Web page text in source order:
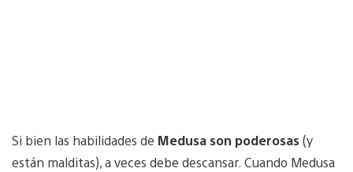
Si bien las habilidades de Medusa son poderosas(y
están malditas), a veces debe descansar. Cuando Medusa